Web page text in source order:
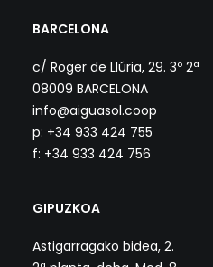
BARCELONA
c/ Roger de Llúria, 29. 3º 2ª
08009 BARCELONA
info@aiguasol.coop
p: +34 933 424 755
f: +34 933 424 756
GIPUZKOA
Astigarragako bidea, 2.